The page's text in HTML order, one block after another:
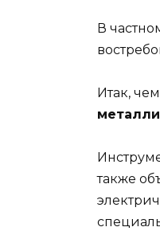
В
Итак,
также